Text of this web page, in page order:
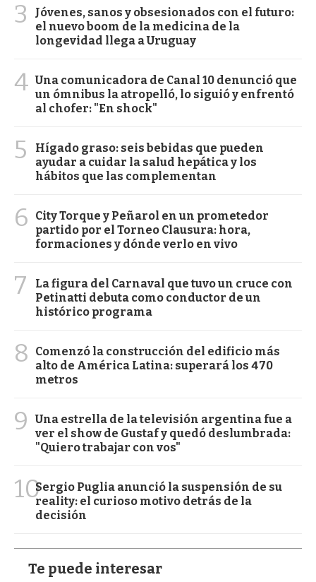
3
Jóvenes, sanos y obsesionados con el futuro:
el nuevo boom de la medicina de la
longevidad llega a Uruguay
4 Una comunicadora de Canal 10 denunció que
un ómnibus la atropelló, lo siguió y enfrentó
al chofer: "En shock"
5
Hígado graso: seis bebidas que pueden
ayudar a cuidar la salud hepática y los
hábitos que las complementan
6
City Torque y Peñarol en un prometedor
partido por el Torneo Clausura: hora,
formaciones y dónde verlo en vivo
7
La figura del Carnaval que tuvo un cruce con
Petinatti debuta como conductor de un
histórico programa
8
Comenzó la construcción del edificio más
alto de América Latina: superará los 470
metros
9
Una estrella de la televisión argentina fue a
ver el show de Gustaf y quedó deslumbrada:
"Quiero trabajar con vos"
10Sergio Puglia anunció la suspensión de su
reality: el curioso motivo detrás de la
decisión
Te puede interesar